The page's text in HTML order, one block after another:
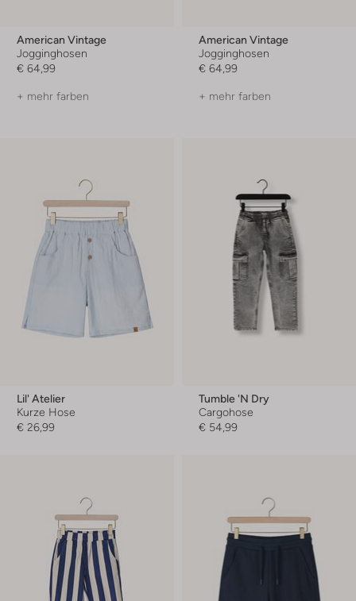
American Vintage
Jogginghosen
€ 64,99
+ mehr farben
American Vintage
Jogginghosen
€ 64,99
+ mehr farben
Lil' Atelier
Kurze Hose
€ 26,99
Tumble 'n Dry
Cargohose
€ 54,99